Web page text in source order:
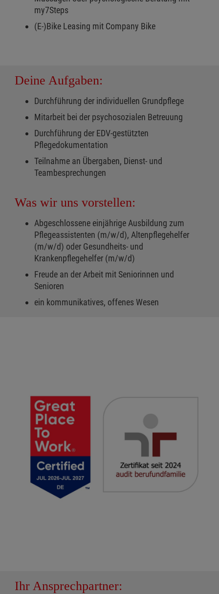
my7Steps
(E-)Bike Leasing mit Company Bike
Deine Aufgaben:
Durchführung der individuellen Grundpflege
Mitarbeit bei der psychosozialen Betreuung
Durchführung der EDV-gestützten
Pflegedokumentation
Teilnahme an Übergaben, Dienst- und
Teambesprechungen
Was wir uns vorstellen:
Abgeschlossene einjährige Ausbildung zum
Pflegeassistenten (m/w/d), Altenpflegehelfer
(m/w/d) oder Gesundheits- und
Krankenpflegehelfer (m/w/d)
Freude an der Arbeit mit Seniorinnen und
Senioren
ein kommunikatives, offenes Wesen
Ihr Ansprechpartner: